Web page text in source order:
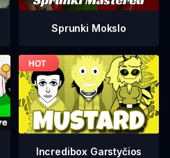
Sprunki Mokslo
Incredibox Garstyčios